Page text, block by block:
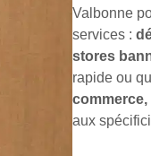
Valbonne
services :
stores
rapide ou
commerce,
aux